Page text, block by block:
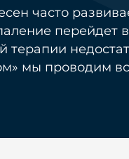
часто
перейдет
терапии
мы проводим